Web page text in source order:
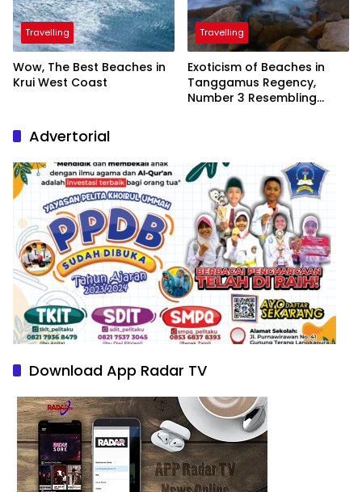
Travelling
Wow, The Best Beaches in
Krui West Coast
Travelling
Exoticism of Beaches in
Tanggamus Regency,
Number 3 Resembling
Advertorial
Download App Radar TV